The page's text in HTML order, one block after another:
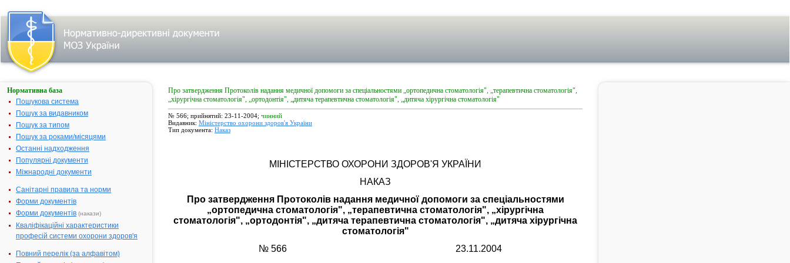
Нормативна база
Пошукова система
Пошук за видавником
Пошук за типом
Пошук за роками/місяцями
Останні надходження
Популярні документи
Міжнародні документи
Санітарні правила та норми
Форми документів
Форми документів (накази)
Кваліфікаційні характеристики
професій системи охорони здоров'я
Повний перелік (за алфавітом)
Про затвердження Протоколів надання медичної допомоги за спеціальностями „ортопедична стоматологія", „терапевтична стоматологія",
„хірургічна стоматологія", „ортодонтія", „дитяча терапевтична стоматологія", „дитяча хірургічна стоматологія"
№ 566; прийнятий: 23-11-2004; чинний
Видавник: Міністерство охорони здоров'я України
Тип документа: Наказ
МІНІСТЕРСТВО ОХОРОНИ ЗДОРОВ'Я УКРАЇНИ
НАКАЗ
Про затвердження Протоколів надання медичної допомоги за спеціальностями
„ортопедична стоматологія", „терапевтична стоматологія", „хірургічна
стоматологія", „ортодонтія", „дитяча терапевтична стоматологія", „дитяча хірургічна
стоматологія"
№ 566
23.11.2004